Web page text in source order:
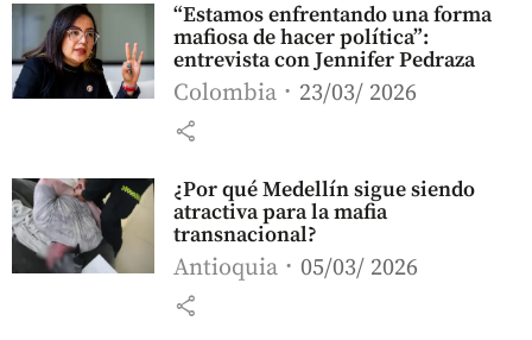
“Estamos enfrentando una forma
mafiosa de hacer política”:
entrevista con Jennifer Pedraza
Colombia 23/03/ 2026
share
¿Por qué Medellín sigue siendo
atractiva para la mafia
transnacional?
Antioquia 05/03/ 2026
share